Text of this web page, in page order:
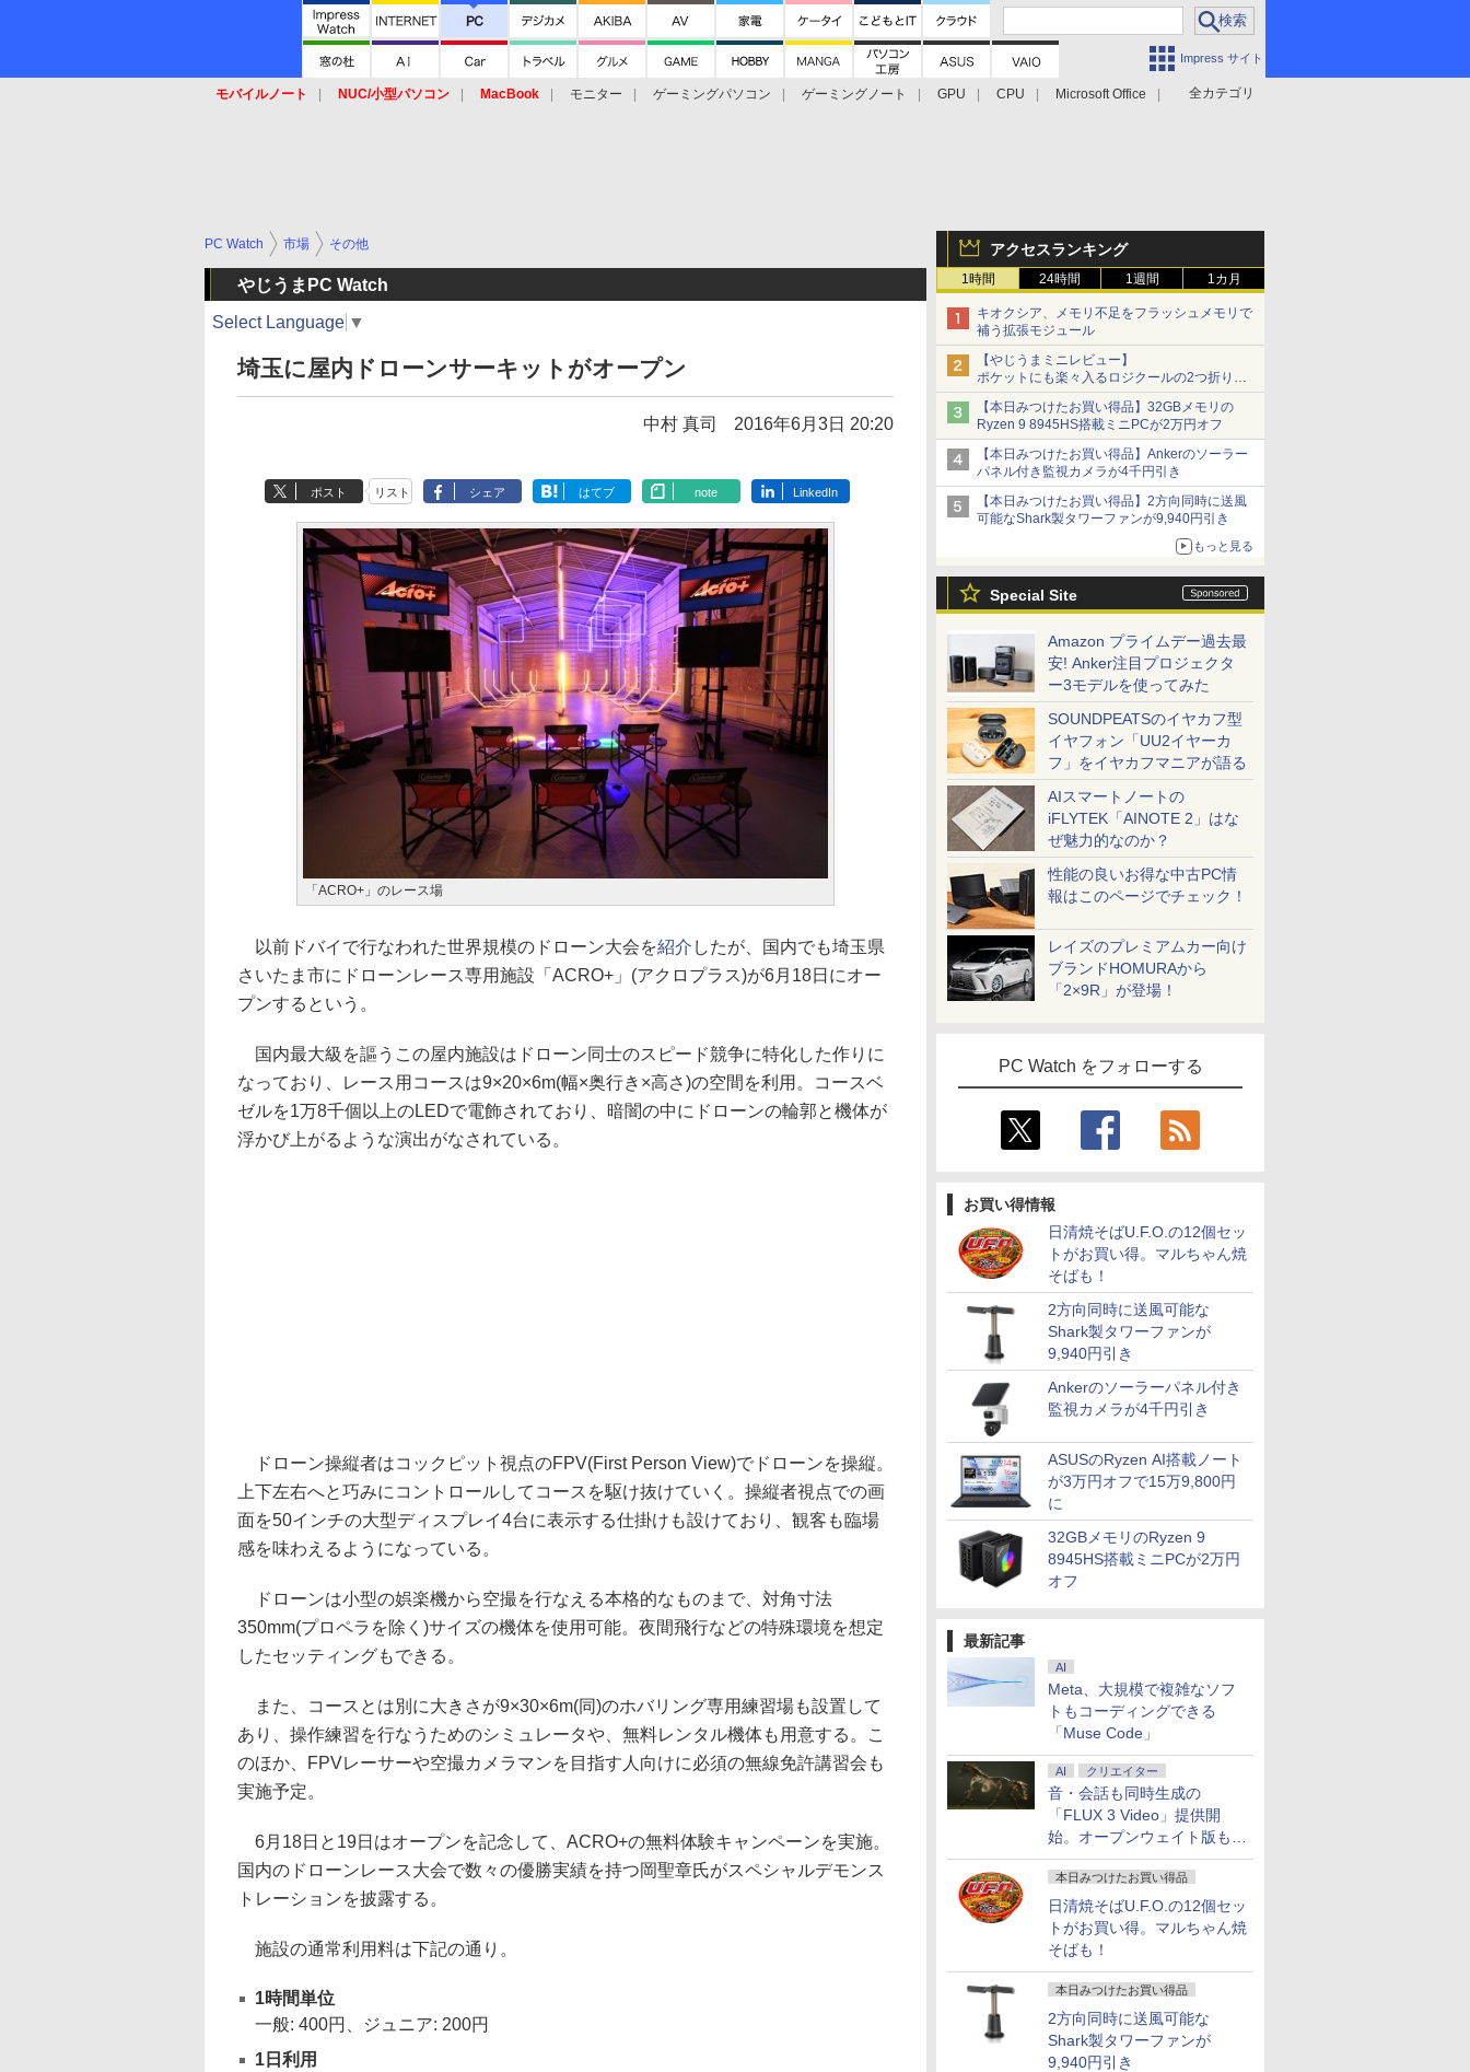
Impress サイト
全カテゴリ
モバイルノート NUC/小型パソコン MacBook モニター ゲーミングパソコン ゲーミングノート GPU CPU
Microsoft Office
アクセスランキング
1時間 24時間 1週間 1カ月
キオクシア、メモリ不足をフラッシュメモリで
補う拡張モジュール
【やじうまミニレビュー】
ポケットにも楽々入るロジクールの2つ折りマ
ウス「Mobi Fold」。その気になるギミックと
は？
【本日みつけたお買い得品】32GBメモリの
Ryzen 9 8945HS搭載ミニPCが2万円オフ
【本日みつけたお買い得品】Ankerのソーラー
パネル付き監視カメラが4千円引き
【本日みつけたお買い得品】2方向同時に送風
可能なShark製タワーファンが9,940円引き
もっと見る
Special Site
Amazon プライムデー過去最
安! Anker注目プロジェクタ
ー3モデルを使ってみた
SOUNDPEATSのイヤカフ型
イヤフォン「UU2イヤーカ
フ」をイヤカフマニアが語る
AIスマートノートの
iFLYTEK「AINOTE 2」はな
ぜ魅力的なのか？
性能の良いお得な中古PC情
報はこのページでチェック！
レイズのプレミアムカー向け
ブランドHOMURAから
「2×9R」が登場！
PC Watch をフォローする
お買い得情報
日清焼そばU.F.O.の12個セッ
トがお買い得。マルちゃん焼
そばも！
2方向同時に送風可能な
Shark製タワーファンが
9,940円引き
Ankerのソーラーパネル付き
監視カメラが4千円引き
ASUSのRyzen AI搭載ノート
が3万円オフで15万9,800円
に
32GBメモリのRyzen 9
8945HS搭載ミニPCが2万円
オフ
最新記事
AI
Meta、大規模で複雑なソフ
トもコーディングできる
「Muse Code」
AI クリエイター
音・会話も同時生成の
「FLUX 3 Video」提供開
始。オープンウェイト版も計
画
本日みつけたお買い得品
日清焼そばU.F.O.の12個セッ
トがお買い得。マルちゃん焼
そばも！
本日みつけたお買い得品
2方向同時に送風可能な
Shark製タワーファンが
9,940円引き
PC Watch 市場 その他
やじうまPC Watch
Select Language ▼
埼玉に屋内ドローンサーキットがオープン
中村 真司 2016年6月3日 20:20
ポスト リスト シェア はてブ note LinkedIn
「ACRO+」のレース場
以前ドバイで行なわれた世界規模のドローン大会を紹介 したが、国内でも埼玉県
さいたま市にドローンレース専用施設「ACRO+」(アクロプラス)が6月18日にオー
プンするという。
国内最大級を謳うこの屋内施設はドローン同士のスピード競争に特化した作りに
なっており、レース用コースは9×20×6m(幅×奥行き×高さ)の空間を利用。コースベ
ゼルを1万8千個以上のLEDで電飾されており、暗闇の中にドローンの輪郭と機体が
浮かび上がるような演出がなされている。
ドローン操縦者はコックピット視点のFPV(First Person View)でドローンを操縦。
上下左右へと巧みにコントロールしてコースを駆け抜けていく。操縦者視点での画
面を50インチの大型ディスプレイ4台に表示する仕掛けも設けており、観客も臨場
感を味わえるようになっている。
ドローンは小型の娯楽機から空撮を行なえる本格的なものまで、対角寸法
350mm(プロペラを除く)サイズの機体を使用可能。夜間飛行などの特殊環境を想定
したセッティングもできる。
また、コースとは別に大きさが9×30×6m(同)のホバリング専用練習場も設置して
あり、操作練習を行なうためのシミュレータや、無料レンタル機体も用意する。こ
のほか、FPVレーサーや空撮カメラマンを目指す人向けに必須の無線免許講習会も
実施予定。
6月18日と19日はオープンを記念して、ACRO+の無料体験キャンペーンを実施。
国内のドローンレース大会で数々の優勝実績を持つ岡聖章氏がスペシャルデモンス
トレーションを披露する。
施設の通常利用料は下記の通り。
1時間単位
一般: 400円、ジュニア: 200円
1日利用